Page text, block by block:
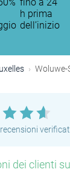
h prima
dell’inizio
Woluwe-
dei clienti su